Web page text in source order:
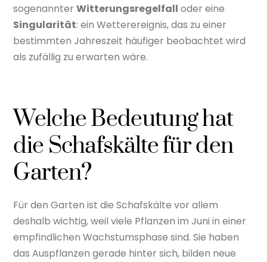
sogenannterWitterungsregelfall oder eine
Singularität: ein Wetterereignis, das zu einer
bestimmten Jahreszeit häufiger beobachtet wird
als zufällig zu erwarten wäre.
Welche Bedeutung hat
die Schafskälte für den
Garten?
Für den Garten ist die Schafskälte vor allem
deshalb wichtig, weil viele Pflanzen im Juni in einer
empfindlichen Wachstumsphase sind. Sie haben
das Auspflanzen gerade hinter sich, bilden neue